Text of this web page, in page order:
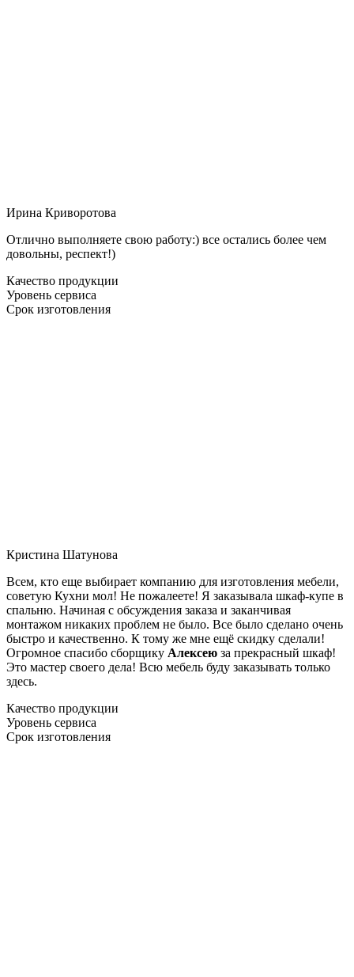
Ирина Криворотова
Отлично выполняете свою работу:) все остались более чем
довольны, респект!)
Качество продукции
Уровень сервиса
Срок изготовления
Кристина Шатунова
Всем, кто еще выбирает компанию для изготовления мебели,
советую Кухни мол! Не пожалеете! Я заказывала шкаф-купе в
спальню. Начиная с обсуждения заказа и заканчивая
монтажом никаких проблем не было. Все было сделано очень
быстро и качественно. К тому же мне ещё скидку сделали!
Огромное спасибо сборщику Алексею за прекрасный шкаф!
Это мастер своего дела! Всю мебель буду заказывать только
здесь.
Качество продукции
Уровень сервиса
Срок изготовления